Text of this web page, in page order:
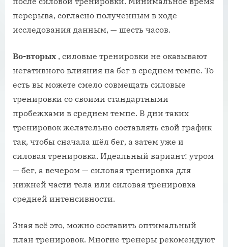
перерыва, согласно полученным в ходе
исследования данным, — шесть часов.
Во-вторых , силовые тренировки не оказывают
негативного влияния на бег в среднем темпе. То
есть вы можете смело совмещать силовые
тренировки со своими стандартными
пробежками в среднем темпе. В дни таких
тренировок желательно составлять свой график
так, чтобы сначала шёл бег, а затем уже и
силовая тренировка. Идеальный вариант: утром
— бег, а вечером — силовая тренировка для
нижней части тела или силовая тренировка
средней интенсивности.
Зная всё это, можно составить оптимальный
план тренировок. Многие тренеры рекомендуют